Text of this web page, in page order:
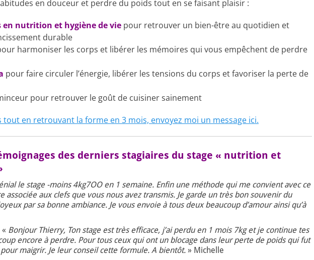
en douceur et perdre du poids tout en se faisant plaisir :
en nutrition et hygiène de vie pour retrouver un bien-être au quotidien et
durable
harmoniser les corps et libérer les mémoires qui vous empêchent de perdre
pour faire circuler l’énergie, libérer les tensions du corps et favoriser la perte de
pour retrouver le goût de cuisiner sainement
en retrouvant la forme en 3 mois, envoyez moi un message ici.
des derniers stagiaires du stage « nutrition et
le stage -moins 4kg7OO en 1 semaine. Enfin une méthode qui me convient avec ce
associée aux clefs que vous nous avez transmis. Je garde un très bon souvenir du
par sa bonne ambiance. Je vous envoie à tous deux beaucoup d’amour ainsi qu’à
« Bonjour Thierry, Ton stage est très efficace, j’ai perdu en 1 mois 7kg et je continue tes
encore à perdre. Pour tous ceux qui ont un blocage dans leur perte de poids qui fut
pour maigrir. Je leur conseil cette formule. A bientôt. » Michelle